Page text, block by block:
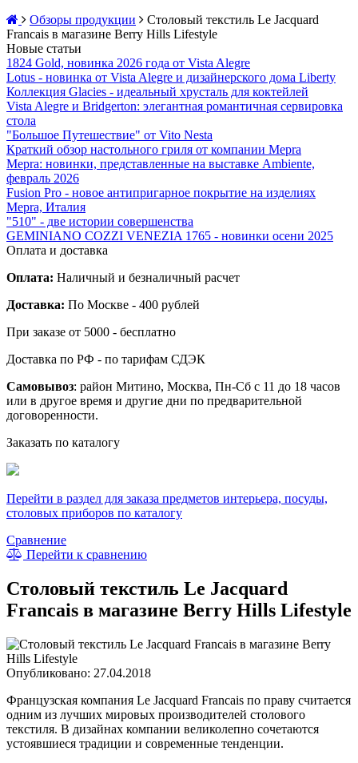
Обзоры продукции
Столовый текстиль Le Jacquard
Franсais в магазине Berry Hills Lifestyle
Новые статьи
1824 Gold, новинка 2026 года от Vista Alegre
Lotus - новинка от Vista Alegre и дизайнерского дома Liberty
Коллекция Glacies - идеальный хрусталь для коктейлей
Vista Alegre и Bridgerton: элегантная романтичная сервировка
стола
"Большое Путешествие" от Vito Nesta
Краткий обзор настольного гриля от компании Mepra
Mepra: новинки, представленные на выставке Ambiente,
февраль 2026
Fusion Pro - новое антипригарное покрытие на изделиях
Mepra, Италия
"510" - две истории совершенства
GEMINIANO COZZI VENEZIA 1765 - новинки осени 2025
Оплата и доставка
Оплата: Наличный и безналичный расчет
Доставка: По Москве - 400 рублей
При заказе от 5000 - бесплатно
Доставка по РФ - по тарифам СДЭК
Самовывоз: район Митино, Москва, Пн-Сб с 11 до 18 часов
или в другое время и другие дни по предварительной
договоренности.
Заказать по каталогу
Перейти в раздел для заказа предметов интерьера, посуды,
столовых приборов по каталогу
Сравнение
Перейти к сравнению
Столовый текстиль Le Jacquard
Franсais в магазине Berry Hills Lifestyle
Опубликовано: 27.04.2018
Французская компания Le Jacquard Franсais по праву считается
одним из лучших мировых производителей столового
текстиля. В дизайнах компании великолепно сочетаются
устоявшиеся традиции и современные тенденции.